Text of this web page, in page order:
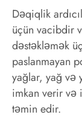
Dəqiqlik
üçün vacibdir
dəstəkləmək
paslanmayan
yağlar, yağ və
imkan verir və
təmin edir.